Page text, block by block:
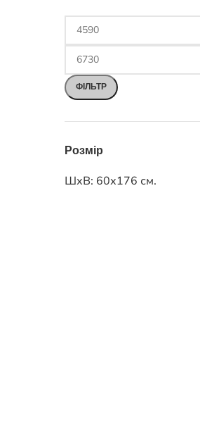
ФІЛЬТР
Розмір
ШхВ: 60х176 см.